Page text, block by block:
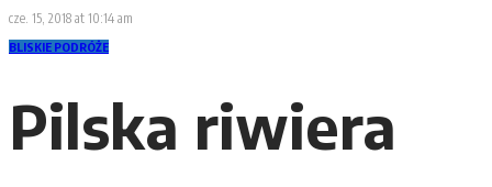
cze. 15, 2018 at 10:14 am
BLISKIE PODRÓŻE
Pilska riwiera